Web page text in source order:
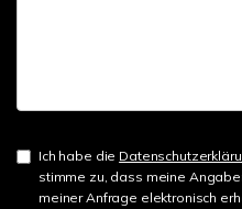
Ich habe die
stimme zu, dass meine
meiner Anfrage elektronisch